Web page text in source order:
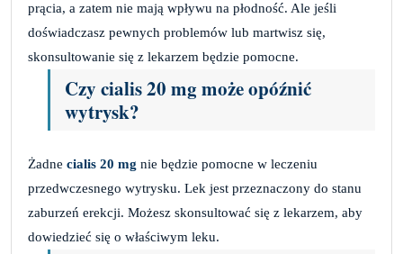
prącia, a zatem nie mają wpływu na płodność. Ale jeśli
doświadczasz pewnych problemów lub martwisz się,
skonsultowanie się z lekarzem będzie pomocne.
Czy cialis 20 mg może opóźnić
wytrysk?
Żadne cialis 20 mg nie będzie pomocne w leczeniu
przedwczesnego wytrysku. Lek jest przeznaczony do stanu
zaburzeń erekcji. Możesz skonsultować się z lekarzem, aby
dowiedzieć się o właściwym leku.